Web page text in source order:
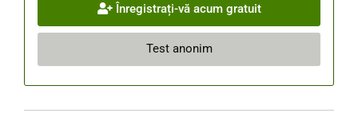
Înregistrați-vă acum gratuit
Test anonim